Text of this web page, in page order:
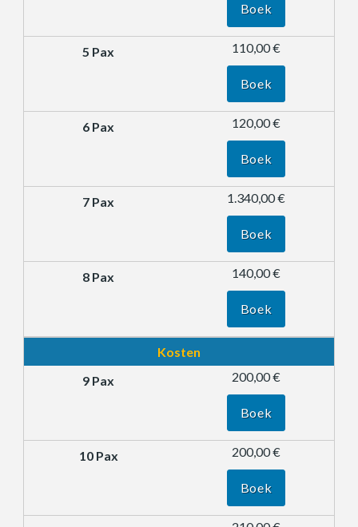
Boek
110,00 €
Boek
120,00 €
Boek
1.340,00 €
Boek
140,00 €
Boek
Kosten
200,00 €
Boek
200,00 €
Boek